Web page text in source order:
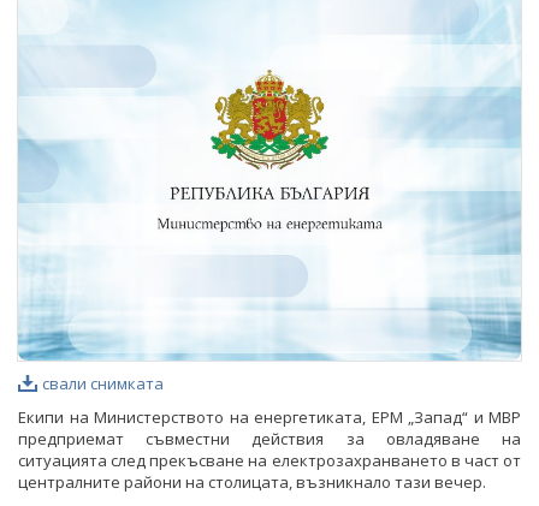
ПРОЕКТИ ЗА ОБЩЕСТВЕНО ОБСЪЖДАНЕ
ЗАВЪРШИЛИ ПРОЦЕДУРИ ЗА ОБЩЕСТВЕНО
ОБСЪЖДАНЕ
ИНТЕРВЮТА
ПАРЛАМЕНТАРЕН КОНТРОЛ
ВИДЕОГАЛЕРИЯ
свали снимката
Екипи на Министерството на енергетиката, ЕРМ „Запад“ и МВР
предприемат съвместни действия за овладяване на
ситуацията след прекъсване на електрозахранването в част от
централните райони на столицата, възникнало тази вечер.